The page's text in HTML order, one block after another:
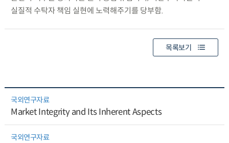
실질적 수탁자 책임 실현에 노력해주기를 당부함.
목록보기
국외연구자료
Market Integrity and Its Inherent Aspects
국외연구자료